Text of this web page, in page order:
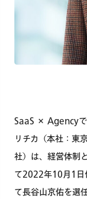
SaaS × Agencyで
リチカ（本社：東
社）は、経営体制
て2022年10月1日
て長谷山京佑を選